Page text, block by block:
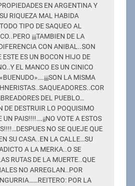
EN ARGENTINA Y
RIQUEZA MAL HABIDA
TIPO DE SAQUEO AL
¡¡¡TAMBIEN DE LA
CON ANIBAL..SON
ESTE ES UN BOCON HIJO DE
EL MANCO ES UN CINICO
LA MISMA
DEL PUEBLO…
DE DESTRUIR LO POQUISIMO
UN PAIS!!!!….¡¡NO VOTE A ESTOS
NO SE QUEJE QUE
SU CASA..EN LA CALLE…SU
A LA MERKA..O SE
RUTAS DE LA MUERTE..QUE
NO ARREGLAN..POR
POR LA